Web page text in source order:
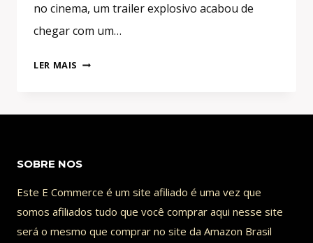
no cinema, um trailer explosivo acabou de
chegar com um…
LER MAIS IMPARÁVEL!
DETALHES
TRAILER
JOHN
WICK
4
SOBRE NOS
Este E Commerce é um site afiliado é uma vez que
somos afiliados tudo que você comprar aqui nesse site
será o mesmo que comprar no site da Amazon Brasil